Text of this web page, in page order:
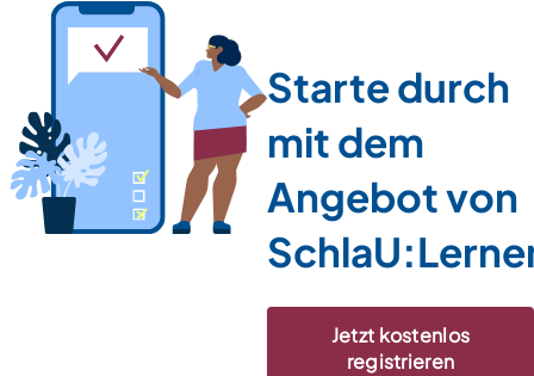
Starte durch
mit dem
Angebot von
Jetzt kostenlos
registrieren